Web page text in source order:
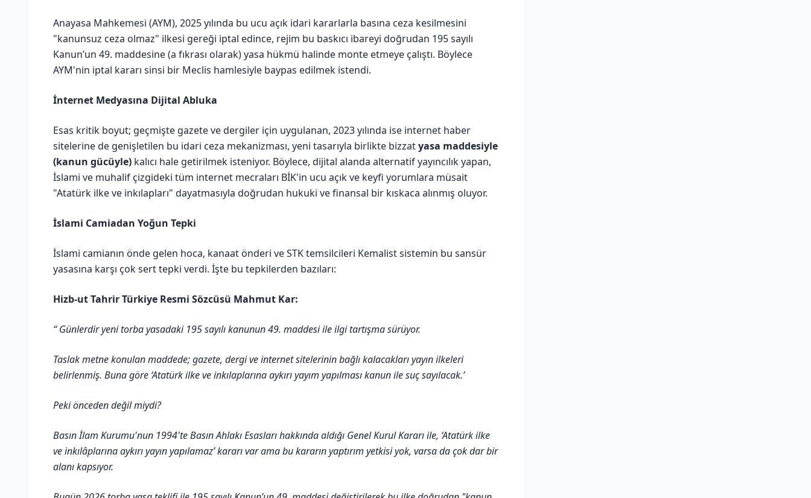
Anayasa Mahkemesi (AYM), 2025 yılında bu ucu açık idari kararlarla basına ceza kesilmesini
"kanunsuz ceza olmaz" ilkesi gereği iptal edince, rejim bu baskıcı ibareyi doğrudan 195 sayılı
Kanun’un 49. maddesine (a fıkrası olarak) yasa hükmü halinde monte etmeye çalıştı. Böylece
AYM'nin iptal kararı sinsi bir Meclis hamlesiyle baypas edilmek istendi.
İnternet Medyasına Dijital Abluka
Esas kritik boyut; geçmişte gazete ve dergiler için uygulanan, 2023 yılında ise internet haber
sitelerine de genişletilen bu idari ceza mekanizması, yeni tasarıyla birlikte bizzatyasa maddesiyle
(kanun gücüyle) kalıcı hale getirilmek isteniyor. Böylece, dijital alanda alternatif yayıncılık yapan,
İslami ve muhalif çizgideki tüm internet mecraları BİK'in ucu açık ve keyfi yorumlara müsait
"Atatürk ilke ve inkılapları" dayatmasıyla doğrudan hukuki ve finansal bir kıskaca alınmış oluyor.
İslami Camiadan Yoğun Tepki
İslami camianın önde gelen hoca, kanaat önderi ve STK temsilcileri Kemalist sistemin bu sansür
yasasına karşı çok sert tepki verdi. İşte bu tepkilerden bazıları:
Hizb-ut Tahrir Türkiye Resmi Sözcüsü Mahmut Kar:
“ Günlerdir yeni torba yasadaki 195 sayılı kanunun 49. maddesi ile ilgi tartışma sürüyor.
Taslak metne konulan maddede; gazete, dergi ve internet sitelerinin bağlı kalacakları yayın ilkeleri
belirlenmiş. Buna göre ‘Atatürk ilke ve inkılaplarına aykırı yayım yapılması kanun ile suç sayılacak.’
Peki önceden değil miydi?
Basın İlam Kurumu'nun 1994'te Basın Ahlakı Esasları hakkında aldığı Genel Kurul Kararı ile, ‘Atatürk ilke
ve inkılâplarına aykırı yayın yapılamaz’ kararı var ama bu kararın yaptırım yetkisi yok, varsa da çok dar bir
alanı kapsıyor.